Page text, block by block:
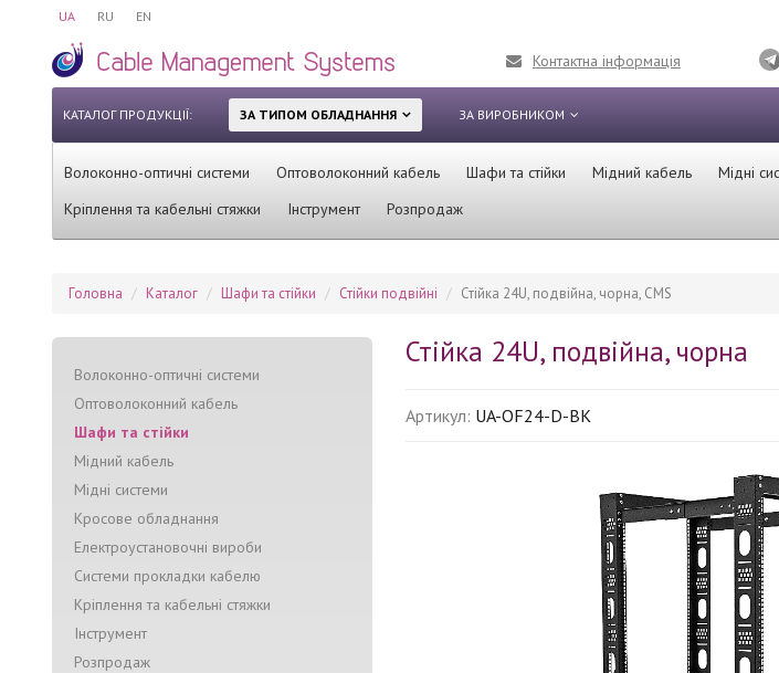
UA RU EN
Контактна інформація
КАТАЛОГ ПРОДУКЦІЇ: ЗА ТИПОМ ОБЛАДНАННЯ ЗА ВИРОБНИКОМ
Волоконно-оптичні системи Оптоволоконний кабель Шафи та стійки Мідний кабель Мідні
Кріплення та кабельні стяжки
Інструмент Розпродаж
Головна Каталог Шафи та стійки Стійки подвійні Стійка 24U, подвійна, чорна, CMS
Волоконно-оптичні системи
Оптоволоконний кабель
Шафи та стійки
Мідний кабель
Мідні системи
Кросове обладнання
Електроустановочні вироби
Системи прокладки кабелю
Кріплення та кабельні стяжки
Інструмент
Розпродаж
Стійка 24U, подвійна, чорна
Артикул: UA-OF24-D-BK